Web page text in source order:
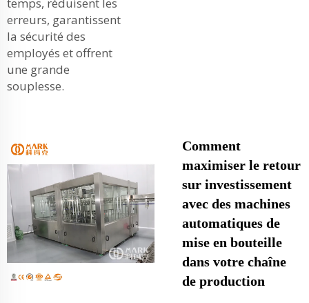
erreurs, garantissent
la sécurité des
employés et offrent
une grande
souplesse.
Comment
maximiser le retour
sur investissement
avec des machines
automatiques de
mise en bouteille
dans votre chaîne
de production